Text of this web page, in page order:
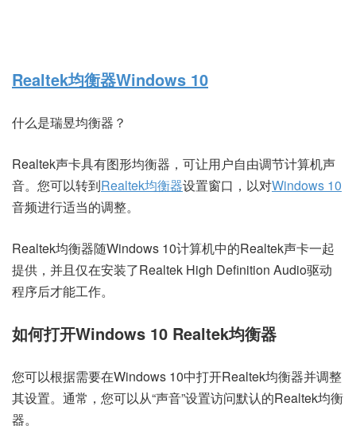
Realtek均衡器Windows 10
什么是瑞昱均衡器？
Realtek声卡具有图形均衡器，可让用户自由调节计算机声
音。您可以转到Realtek均衡器设置窗口，以对Windows 10
音频进行适当的调整。
Realtek均衡器随Windows 10计算机中的Realtek声卡一起
提供，并且仅在安装了Realtek High Definition Audio驱动
程序后才能工作。
如何打开Windows 10 Realtek均衡器
您可以根据需要在Windows 10中打开Realtek均衡器并调整
其设置。通常，您可以从“声音”设置访问默认的Realtek均衡
器。